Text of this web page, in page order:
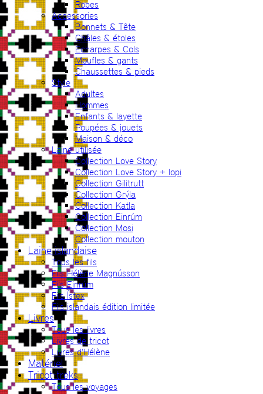
Robes
Accessories
Bonnets & Tête
Châles & étoles
Echarpes & Cols
Moufles & gants
Chaussettes & pieds
Style
Adultes
Hommes
Enfants & layette
Poupées & jouets
Maison & déco
Laine utilisée
Collection Love Story
Collection Love Story + lopi
Collection Gilitrutt
Collection Grýla
Collection Katla
Collection Einrúm
Collection Mosi
Collection mouton
Laine islandaise
Tous les fils
Fils Hélène Magnússon
Fils Einrúm
Fils Ístex
Fils islandais édition limitée
Livres
Tous les livres
Livres de tricot
Livres d’Hélène
Matériel
Tricot-treks
Tous les voyages